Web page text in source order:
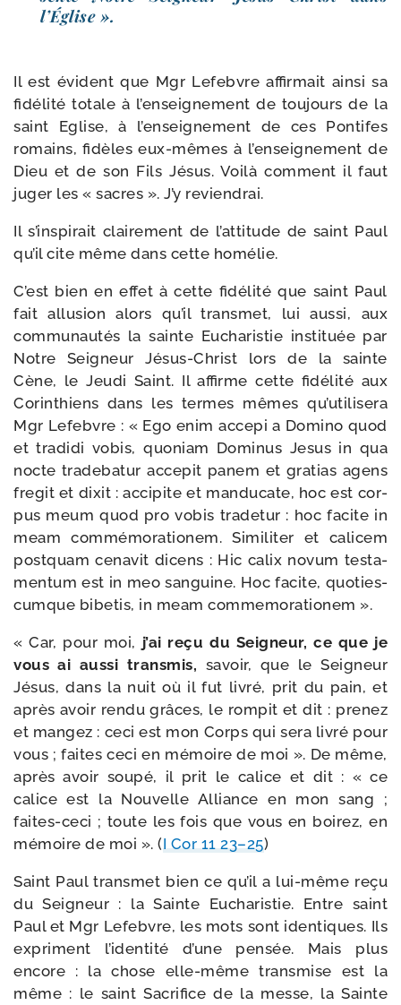
l’Église ».
Il est évident que Mgr Lefebvre affir­mait ain­si sa
fidé­li­té totale à l’enseignement de tou­jours de la
saint Eglise, à l’enseignement de ces Pontifes
romains, fidèles eux-​mêmes à l’enseignement de
Dieu et de son Fils Jésus. Voilà com­ment il faut
juger les « sacres ». J’y reviendrai.
Il s’inspirait clai­re­ment de l’attitude de saint Paul
qu’il cite même dans cette homélie.
C’est bien en effet à cette fidé­li­té que saint Paul
fait allu­sion alors qu’il trans­met, lui aus­si, aux
com­mu­nau­tés la sainte Eucharistie ins­ti­tuée par
Notre Seigneur Jésus-​Christ lors de la sainte
Cène, le Jeudi Saint. Il affirme cette fidé­li­té aux
Corinthiens dans les termes mêmes qu’utilisera
Mgr Lefebvre : « Ego enim acce­pi a Domino quod
et tra­di­di vobis, quo­niam Dominus Jesus in qua
nocte tra­de­ba­tur acce­pit panem et gra­tias agens
fre­git et dixit : acci­pite et man­du­cate, hoc est cor­
pus meum quod pro vobis tra­de­tur : hoc facite in
meam com­mé­mo­ra­tio­nem. Similiter et cali­cem
post­quam cena­vit dicens : Hic calix novum tes­ta­
men­tum est in meo san­guine. Hoc facite, quo­ties­
cumque bibe­tis, in meam commemorationem ».
« Car, pour moi, j’ai reçu du Seigneur, ce que je
vous ai aus­si trans­mis, savoir, que le Seigneur
Jésus, dans la nuit où il fut livré, prit du pain, et
après avoir ren­du grâces, le rom­pit et dit : pre­nez
et man­gez : ceci est mon Corps qui sera livré pour
vous ; faites ceci en mémoire de moi ». De même,
après avoir sou­pé, il prit le calice et dit : « ce
calice est la Nouvelle Alliance en mon sang ;
faites-​ceci ; toute les fois que vous en boi­rez, en
mémoire de moi ». (I Cor 11 23–25)
Saint Paul trans­met bien ce qu’il a lui-​même reçu
du Seigneur : la Sainte Eucharistie. Entre saint
Paul et Mgr Lefebvre, les mots sont iden­tiques. Ils
expriment l’identité d’une pen­sée. Mais plus
encore : la chose elle-​même trans­mise est la
même : le saint Sacrifice de la messe, la Sainte